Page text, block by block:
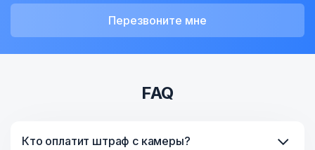
Перезвоните мне
FAQ
Кто оплатит штраф с камеры?